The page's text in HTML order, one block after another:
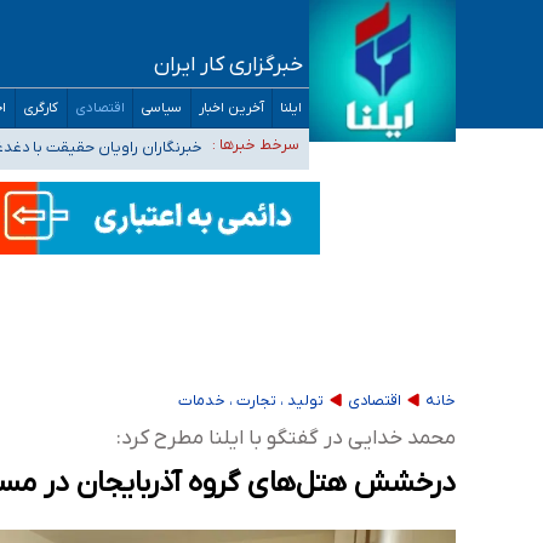
خبرگزاری کار ایران
ایلنا آخرین اخبار سیاسی اقتصادی کارگری
سرخط خبرها :
تعویق آزمون ورودی دکترای تخصصی
خبرنگاران راویان حقیقت با
آخرین وضعیت شیوع عفونت‌های
هیچ پرستاری بازداشت یا اخراج نشده است/ از
ثبت‌نام بخش عمده دانش‌آموزان مدارس
خانه اقتصادی تولید ، تجارت ، خدمات
محمد خدایی در گفتگو با ایلنا مطرح کرد:
درخشش هتل‌های گروه آذربایجان در